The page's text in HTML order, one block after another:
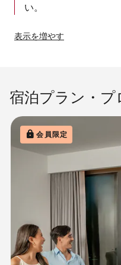
い。
表示を増やす
宿泊プラン・
会員限定